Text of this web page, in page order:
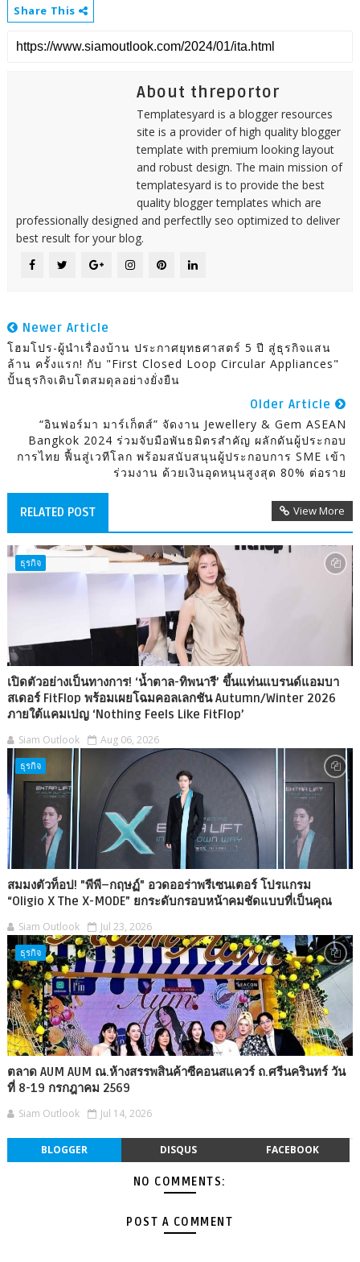
Share This
About threportor
Templatesyard is a blogger resources
site is a provider of high quality blogger
template with premium looking layout
and robust design. The main mission of
templatesyard is to provide the best
quality blogger templates which are
professionally designed and perfectlly seo optimized to deliver
best result for your blog.
Newer Article
โฮมโปร-ผู้นำเรื่องบ้าน ประกาศยุทธศาสตร์ 5 ปี สู่ธุรกิจแสน
ล้าน ครั้งแรก! กับ "First Closed Loop Circular Appliances"
ปั้นธุรกิจเติบโตสมดุลอย่างยั่งยืน
Older Article
“อินฟอร์มา มาร์เก็ตส์” จัดงาน Jewellery & Gem ASEAN
Bangkok 2024 ร่วมจับมือพันธมิตรสำคัญ ผลักดันผู้ประกอบ
การไทย ฟื้นสู่เวทีโลก พร้อมสนับสนุนผู้ประกอบการ SME เข้า
ร่วมงาน ด้วยเงินอุดหนุนสูงสุด 80% ต่อราย
RELATED POST View More
ธุรกิจ
เปิดตัวอย่างเป็นทางการ! ‘น้ำตาล-ทิพนารี’ ขึ้นแท่นแบรนด์แอมบา
สเดอร์ FitFlop พร้อมเผยโฉมคอลเลกชัน Autumn/Winter 2026
ภายใต้แคมเปญ ‘Nothing Feels Like FitFlop’
Siam Outlook Aug 06, 2026
ธุรกิจ
สมมงตัวท็อป! "พีพี–กฤษฏ์" อวดออร่าพรีเซนเตอร์ โปรแกรม
“Oligio X The X-MODE” ยกระดับกรอบหน้าคมชัดแบบที่เป็นคุณ
Siam Outlook Jul 23, 2026
ธุรกิจ
ตลาด AUM AUM ณ.ห้างสรรพสินค้าซีคอนสแควร์ ถ.ศรีนครินทร์ วัน
ที่ 8-19 กรกฎาคม 2569
Siam Outlook Jul 14, 2026
BLOGGER DISQUS FACEBOOK
NO COMMENTS:
POST A COMMENT